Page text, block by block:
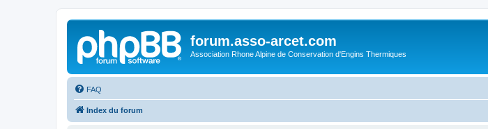
forum.asso-arcet.com
Association Rhone Alpine de Conservation d'Engins Thermiques
FAQ
Index du forum